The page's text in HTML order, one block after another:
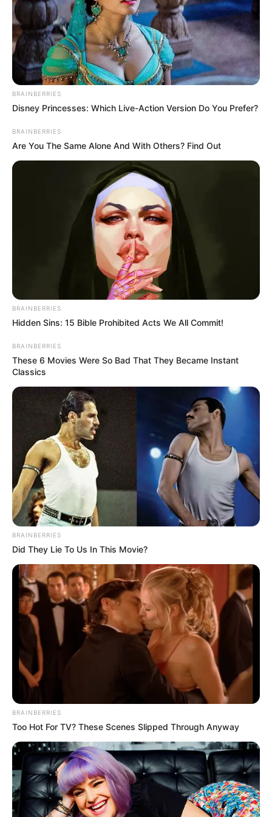
Erase Joint Agony In 7 Days With This Simple Trick!
It's Genius
Discover What May Be Influencing Your Joint
Mobility
JOINT CARE
If You Owe $20,000 Across 4 Credit Cards, Stop
Sending 4 Separate Checks
JG WENTWORTH
แนะนำ
ดูดวง
ดูเพิ่มเติม
ดูดวง
เว็บไซต์นี้ใช้คุกกี้
เพื่อการนำเสนอเนื้อหาที่ดี รวมถึงการจัดการข้อมูลส่วนบุคคล เพื่อให้คุณได้รับ
ประสบการณ์ที่ดีบนบริการของเว็บไซต์เรา หากคุณใช้บริการเว็บไซต์นี้ต่อไปโดย
ไม่มีการปรับตั้งค่าใดๆนั้น แสดงว่าคุณยอมรับนโยบายคุกกี้และนโยบายส่วน
บุคคลของเรา
ยอมรับ เรียนรู้เพิ่มเติม
BRAINBERRIES
Disney Princesses: Which Live-Action Version Do You Prefer?
BRAINBERRIES
Are You The Same Alone And With Others? Find Out
BRAINBERRIES
Hidden Sins: 15 Bible Prohibited Acts We All Commit!
BRAINBERRIES
These 6 Movies Were So Bad That They Became Instant
Classics
BRAINBERRIES
Did They Lie To Us In This Movie?
BRAINBERRIES
Too Hot For TV? These Scenes Slipped Through Anyway